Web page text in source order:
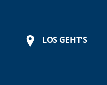
LOS GEHT'S